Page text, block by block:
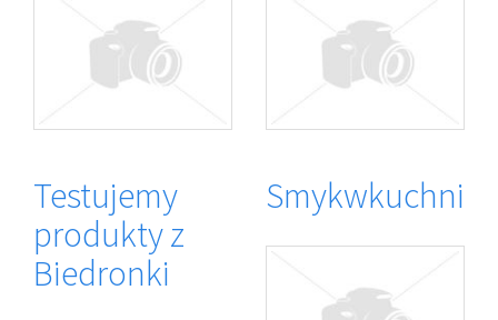
Testujemy
produkty z
Biedronki
Smykwkuchni